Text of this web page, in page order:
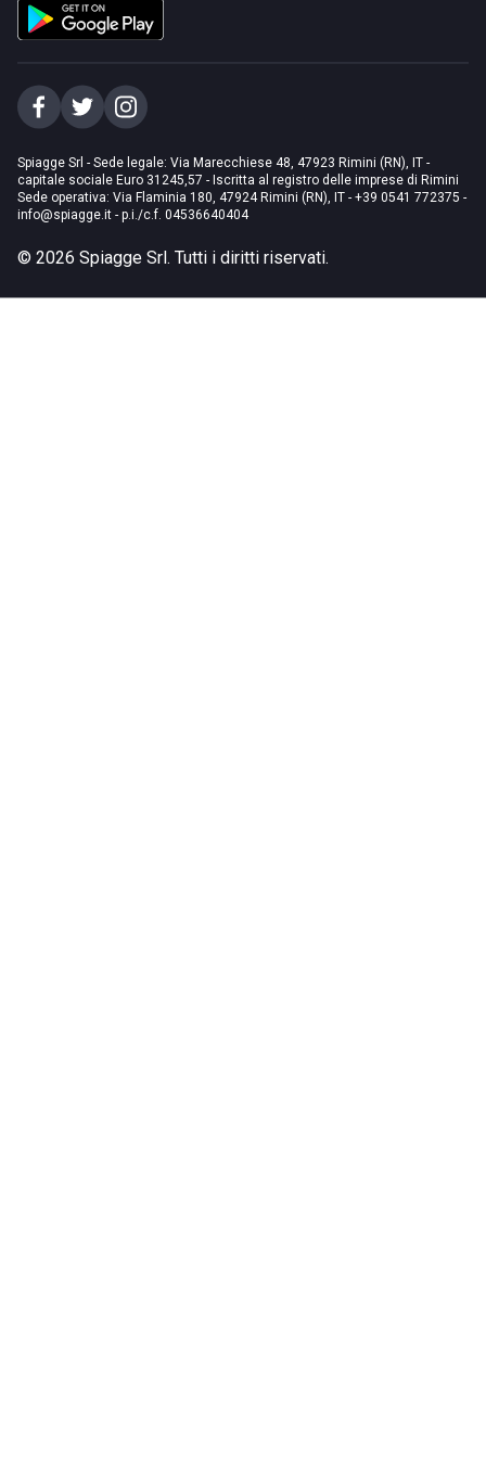
Spiagge Srl - Sede legale: Via Marecchiese 48, 47923 Rimini (RN), IT -
capitale sociale Euro 31245,57 - Iscritta al registro delle imprese di Rimini
Sede operativa: Via Flaminia 180, 47924 Rimini (RN), IT - +39 0541 772375 -
info@spiagge.it - p.i./c.f. 04536640404
© 2026 Spiagge Srl. Tutti i diritti riservati.